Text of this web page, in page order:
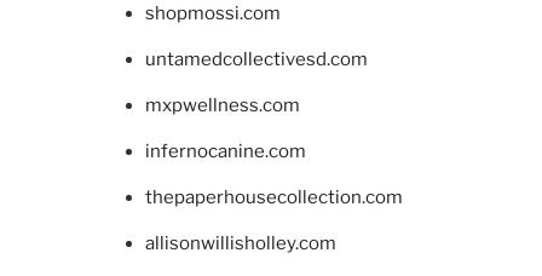
shopmossi.com
untamedcollectivesd.com
mxpwellness.com
infernocanine.com
thepaperhousecollection.com
allisonwillisholley.com